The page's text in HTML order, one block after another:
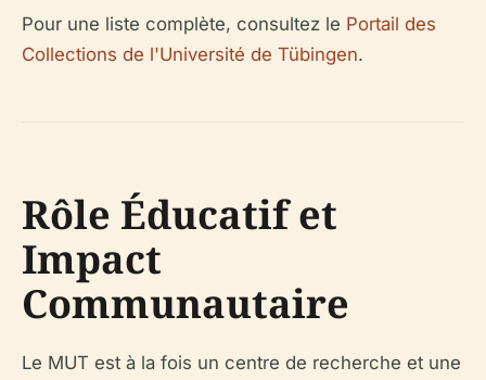
Pour une liste complète, consultez le Portail des
Collections de l'Université de Tübingen.
Rôle Éducatif et
Impact
Communautaire
Le MUT est à la fois un centre de recherche et une